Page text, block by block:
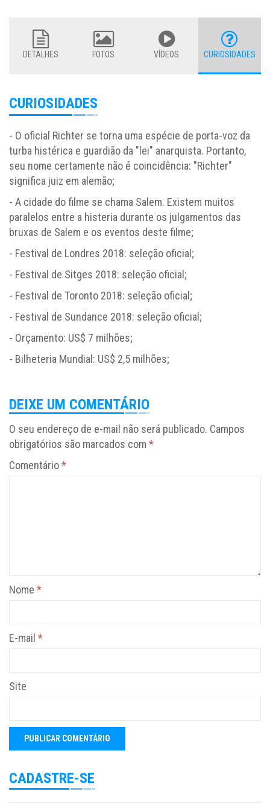
DETALHES FOTOS VÍDEOS CURIOSIDADES
CURIOSIDADES
- O oficial Richter se torna uma espécie de porta-voz da
turba histérica e guardião da "lei" anarquista. Portanto,
seu nome certamente não é coincidência: "Richter"
significa juiz em alemão;
- A cidade do filme se chama Salem. Existem muitos
paralelos entre a histeria durante os julgamentos das
bruxas de Salem e os eventos deste filme;
- Festival de Londres 2018: seleção oficial;
- Festival de Sitges 2018: seleção oficial;
- Festival de Toronto 2018: seleção oficial;
- Festival de Sundance 2018: seleção oficial;
- Orçamento: US$ 7 milhões;
- Bilheteria Mundial: US$ 2,5 milhões;
DEIXE UM COMENTÁRIO
O seu endereço de e-mail não será publicado. Campos
obrigatórios são marcados com *
Comentário*
Nome *
E-mail *
Site
CADASTRE-SE